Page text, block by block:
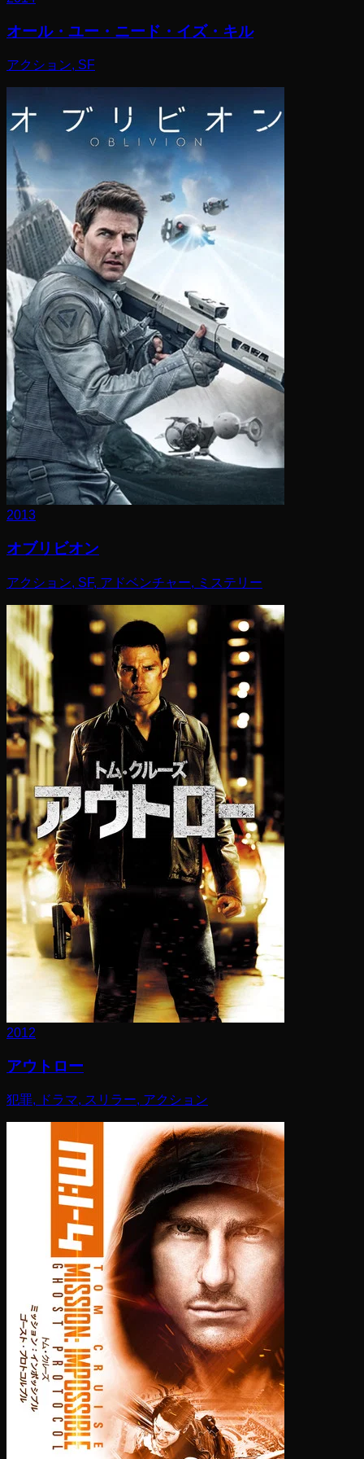
オール・ユー・ニード・イズ・キル
アクション, SF
2013
オブリビオン
アクション, SF, アドベンチャー, ミステリー
2012
アウトロー
犯罪, ドラマ, スリラー, アクション